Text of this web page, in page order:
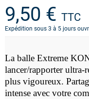
9,50 € TTC
Expédition sous 3 à 5 jours
La balle Extreme
lancer/rapporter ultra-
plus vigoureux.
intense avec votre